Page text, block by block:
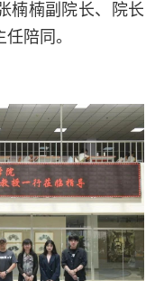
楠楠副院长、院长
陪同。